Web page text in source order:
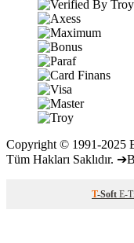
Copyright © 1991-2025
Tüm Hakları Saklıdır.
T-Soft E-